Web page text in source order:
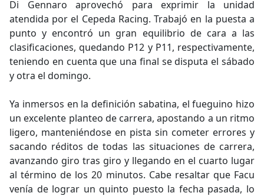
Di Gennaro aprovechó para exprimir la unidad
atendida por el Cepeda Racing. Trabajó en la puesta a
punto y encontró un gran equilibrio de cara a las
clasificaciones, quedando P12 y P11, respectivamente,
teniendo en cuenta que una final se disputa el sábado
y otra el domingo.
Ya inmersos en la definición sabatina, el fueguino hizo
un excelente planteo de carrera, apostando a un ritmo
ligero, manteniéndose en pista sin cometer errores y
sacando réditos de todas las situaciones de carrera,
avanzando giro tras giro y llegando en el cuarto lugar
al término de los 20 minutos. Cabe resaltar que Facu
venía de lograr un quinto puesto la fecha pasada, lo